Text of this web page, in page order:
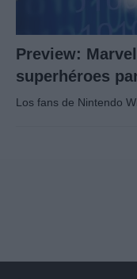
Preview:
superhéroes
Los fans de Nintendo